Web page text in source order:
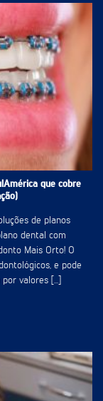
que cobre
de planos
dental com
Mais Orto! O
e pode
valores [...]